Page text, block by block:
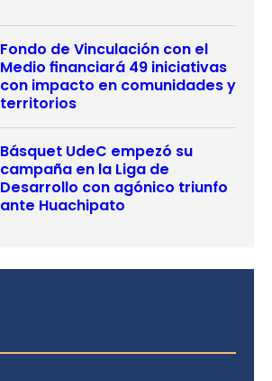
Fondo de Vinculación con el
Medio financiará 49 iniciativas
con impacto en comunidades y
territorios
Básquet UdeC empezó su
campaña en la Liga de
Desarrollo con agónico triunfo
ante Huachipato